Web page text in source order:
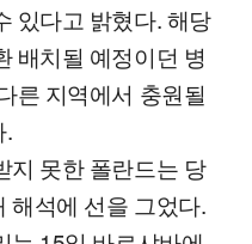
있다고 밝혔다. 해당
배치될 예정이던 병
른 지역에서 충원될
.
지 못한 폴란드는 당
해석에 선을 그었다.